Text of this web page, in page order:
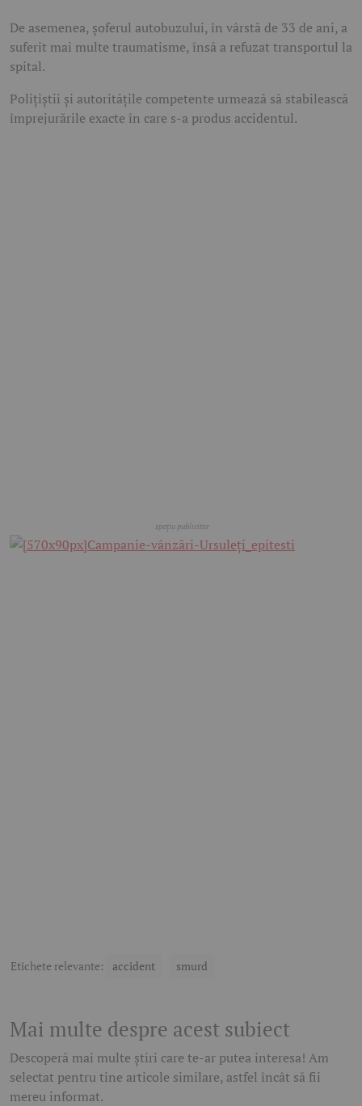
De asemenea, șoferul autobuzului, în vârstă de 33 de ani, a
suferit mai multe traumatisme, însă a refuzat transportul la
spital.
Polițiștii și autoritățile competente urmează să stabilească
împrejurările exacte în care s-a produs accidentul.
Etichete relevante: accident smurd
Mai multe despre acest subiect
Descoperă mai multe știri care te-ar putea interesa! Am
selectat pentru tine articole similare, astfel încât să fii
mereu informat.